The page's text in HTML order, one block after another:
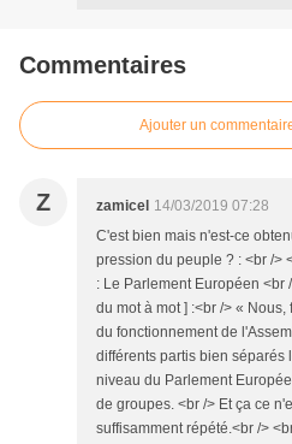
Commentaires
Ajouter un
Z zamicel 14/03/2019 07:28
C'est bien mais n'est-ce
pression du peuple ? : <br />
: Le Parlement Européen <br
du mot à mot ] :<br /> «
du fonctionnement de
différents partis bien séparés
niveau du Parlement
de groupes. <br /> Et ça ce
suffisamment répété.<br />